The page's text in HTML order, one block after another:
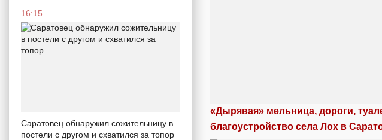
16:15
Саратовец обнаружил сожительницу в
постели с другом и схватился за топор
«Дырявая» мельница, дороги,
благоустройство села Лох в